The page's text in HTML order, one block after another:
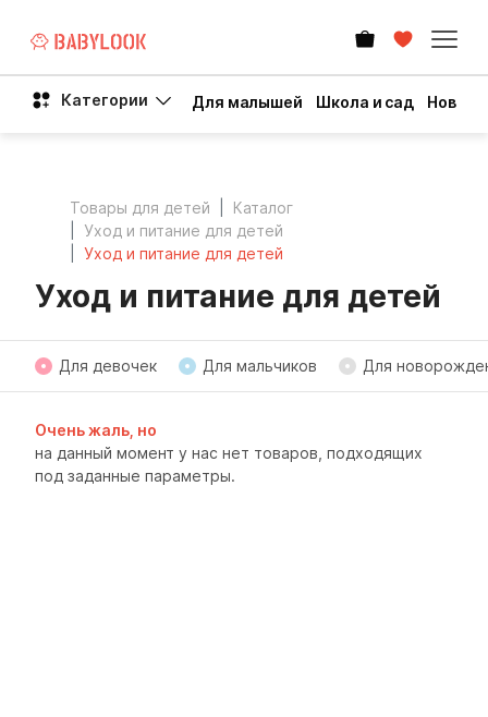
Категории Для малышей Школа и сад Новый
Товары для детей
Каталог
Уход и питание для детей
Уход и питание для детей
Уход и питание для детей
Для девочек Для мальчиков Для
Очень жаль, но
на данный момент у нас нет товаров, подходящих
под заданные параметры.